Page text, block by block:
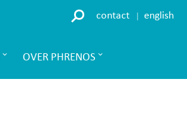
contact english
OVER PHRENOS